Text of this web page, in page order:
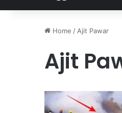
Home / Ajit Pawar
Ajit